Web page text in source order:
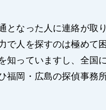
となった人に連絡が取
で人を探すのは極めて
知っていますし、全国
岡・広島の探偵事務